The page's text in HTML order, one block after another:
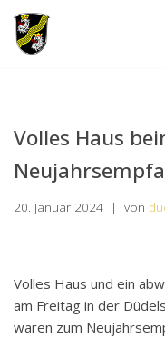
Zum
Volles Haus
20. Januar 2024 von
Volles Haus und ein
am Freitag in der
waren zum